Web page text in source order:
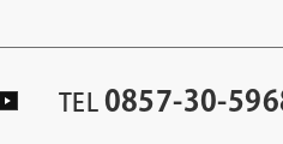
TEL 0857-30-